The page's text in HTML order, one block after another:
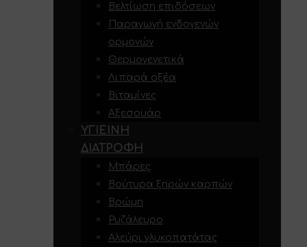
Βελτίωση επιδόσεων
Παραγωγή ενδογενών
ορμονών
Θερμογενετικά
Λιπαρά οξέα
Βιταμίνες
Αξεσουάρ
ΥΓΙΕΙΝΉ
ΔΙΑΤΡΟΦΉ
Μπάρες
Βούτυρα ξηρών καρπών
Βρώμη
Ρυζάλευρο
Αλεύρι γλυκοπατάτας